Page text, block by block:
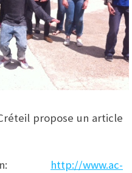
propose un article
http://www.ac-